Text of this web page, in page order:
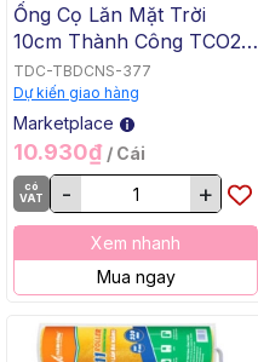
Ống Cọ Lăn Mặt Trời
10cm Thành Công TCO22,
500 Cái/Thùng
TDC-TBDCNS-377
Dự kiến giao hàng
Marketplace
10.930₫ / Cái
có
VAT
- +
Xem nhanh
Mua ngay